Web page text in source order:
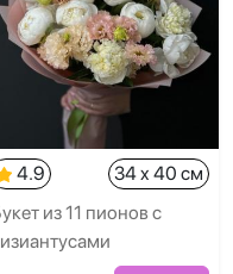
4.9
34 x 40 см
из 11 пионов с